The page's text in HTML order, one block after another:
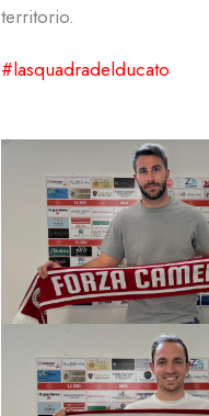
territorio.
#lasquadradelducato